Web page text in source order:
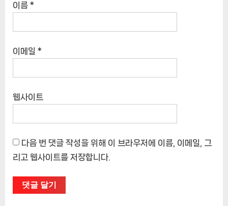
이름 *
이메일 *
웹사이트
다음 번 댓글 작성을 위해 이 브라우저에 이름, 이메일, 그
리고 웹사이트를 저장합니다.